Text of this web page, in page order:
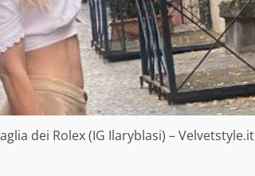
dei Rolex (IG Ilaryblasi) – Velvetstyle.it